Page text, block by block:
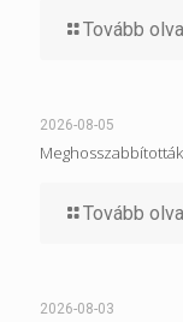
Tovább
2026-08-05
Tovább
2026-08-03